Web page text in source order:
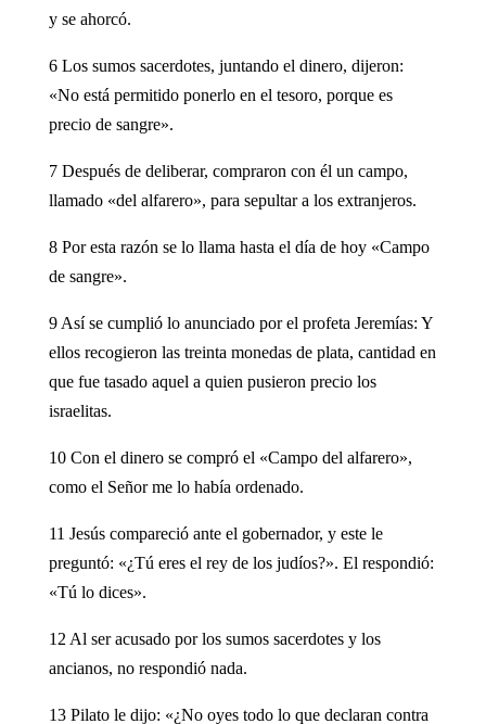
y se ahorcó.
6 Los sumos sacerdotes, juntando el dinero, dijeron:
«No está permitido ponerlo en el tesoro, porque es
precio de sangre».
7 Después de deliberar, compraron con él un campo,
llamado «del alfarero», para sepultar a los extranjeros.
8 Por esta razón se lo llama hasta el día de hoy «Campo
de sangre».
9 Así se cumplió lo anunciado por el profeta Jeremías: Y
ellos recogieron las treinta monedas de plata, cantidad en
que fue tasado aquel a quien pusieron precio los
israelitas.
10 Con el dinero se compró el «Campo del alfarero»,
como el Señor me lo había ordenado.
11 Jesús compareció ante el gobernador, y este le
preguntó: «¿Tú eres el rey de los judíos?». El respondió:
«Tú lo dices».
12 Al ser acusado por los sumos sacerdotes y los
ancianos, no respondió nada.
13 Pilato le dijo: «¿No oyes todo lo que declaran contra